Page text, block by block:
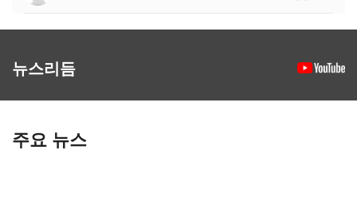
뉴스리듬
주요 뉴스